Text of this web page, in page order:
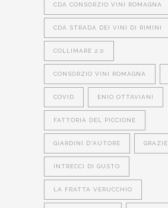
CDA CONSORZIO VINI ROMAGNA
CDA STRADA DEI VINI DI RIMINI
COLLIMARE 2.0
CONSORZIO VINI ROMAGNA
COVID ENIO OTTAVIANI
FATTORIA DEL PICCIONE
GIARDINI D'AUTORE GRAZIE
INTRECCI DI GUSTO
LA FRATTA VERUCCHIO